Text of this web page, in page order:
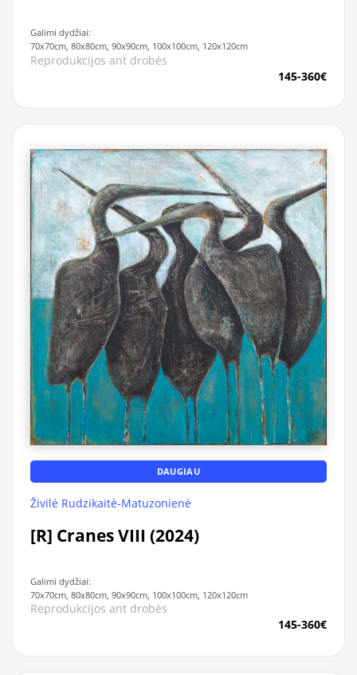
Galimi dydžiai:
70x70cm, 80x80cm, 90x90cm, 100x100cm, 120x120cm
Reprodukcijos ant drobės
145-360€
DAUGIAU
Živilė Rudzikaitė-Matuzonienė
[R] Cranes VIII (2024)
Galimi dydžiai:
70x70cm, 80x80cm, 90x90cm, 100x100cm, 120x120cm
Reprodukcijos ant drobės
145-360€